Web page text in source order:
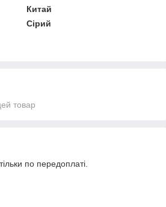
Китай
Сірий
товар
по передоплаті.